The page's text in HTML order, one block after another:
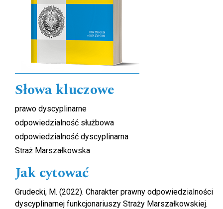
Słowa kluczowe
prawo dyscyplinarne
odpowiedzialność służbowa
odpowiedzialność dyscyplinarna
Straż Marszałkowska
Jak cytować
Grudecki, M. (2022). Charakter prawny odpowiedzialności
dyscyplinarnej funkcjonariuszy Straży Marszałkowskiej.